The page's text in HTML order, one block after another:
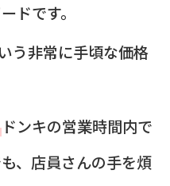
ドです。
う非常に手頃な価格
ドンキの営業時間内で
、店員さんの手を煩